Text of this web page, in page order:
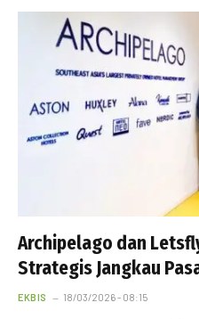
Archipelago dan
Strategis Jangkau
EKBIS 18/03/2026 - 08:15